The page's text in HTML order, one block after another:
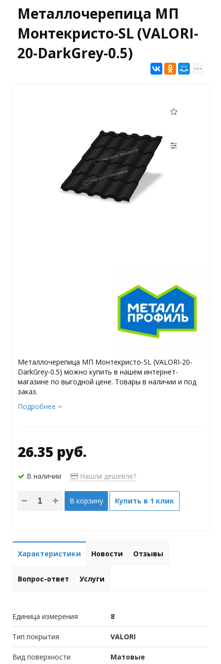
Металлочерепица МП
Монтекристо-SL (VALORI-
20-DarkGrey-0.5)
Металлочерепица МП Монтекристо-SL (VALORI-20-
DarkGrey-0.5) можно купить в нашем интернет-
магазине по выгодной цене. Товары в наличии и под
заказ.
Подробнее
26.35 руб.
В наличии Нашли дешевле?
В корзину Купить в 1 клик
Характеристики Новости Отзывы
Вопрос-ответ Услуги
Единица измерения 8
Тип покрытия VALORI
Вид поверхности Матовые